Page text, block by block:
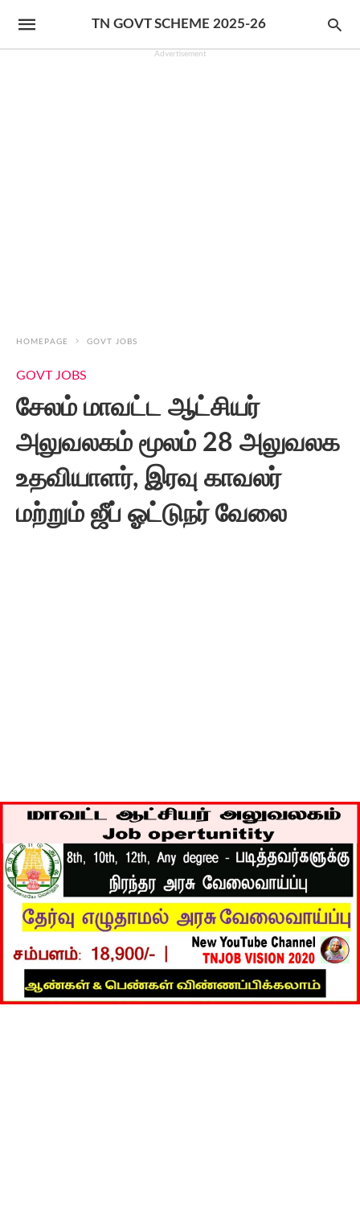
TN GOVT SCHEME 2025-26
Advertisement
HOMEPAGE GOVT JOBS
GOVT JOBS
சேலம் மாவட்ட ஆட்சியர்
அலுவலகம் மூலம் 28 அலுவலக
உதவியாளர், இரவு காவலர்
மற்றும் ஜீப் ஓட்டுநர் வேலை